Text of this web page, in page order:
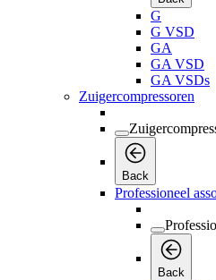
G
G VSD
GA
GA VSD
GA VSDs
Zuigercompressoren
Back
Professioneel
Back